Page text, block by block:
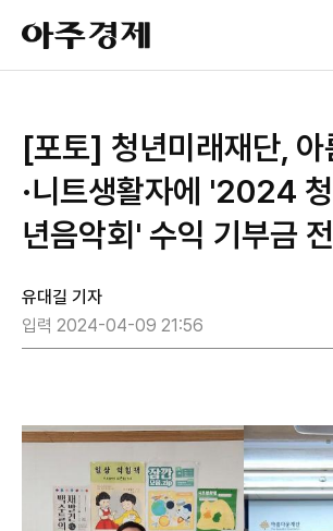
아
주
경
[포토] 청년미래재단, 아
·니트생활자에 '2024
년음악회' 수익 기부금
유대길 기자
입력 2024-04-09 21:56